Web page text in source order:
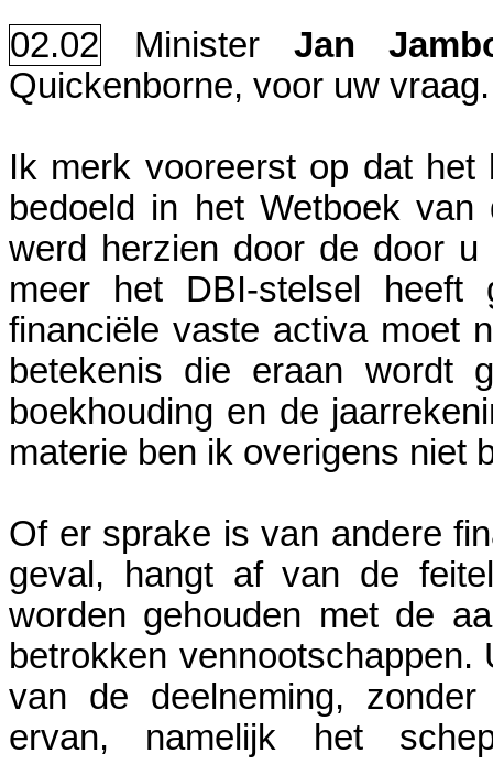
02.02 Minister Jan
Quickenborne, voor uw vraag.
Ik merk vooreerst op dat
bedoeld in het Wetboek
werd herzien door de door u
meer het DBI-stelsel heeft
financiële vaste activa moet
betekenis die eraan wordt
boekhouding en de
materie ben ik overigens niet
Of er sprake is van andere
geval, hangt af van de
worden gehouden met de
betrokken
van de deelneming,
ervan, namelijk het